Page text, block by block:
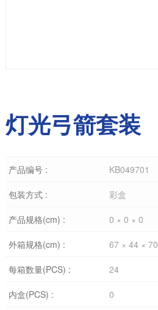
灯光弓箭套装
产品编号 : KB049701
包装方式 : 彩盒
产品规格(cm) : 0 × 0 × 0
外箱规格(cm) : 67 × 44 × 70
每箱数量(PCS) : 24
内盒(PCS) : 0